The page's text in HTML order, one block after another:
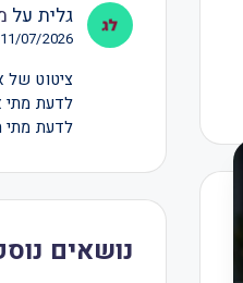
גלית על
11/07/2026
ציטוט של
לדעת מתי
לדעת מתי
נושאים